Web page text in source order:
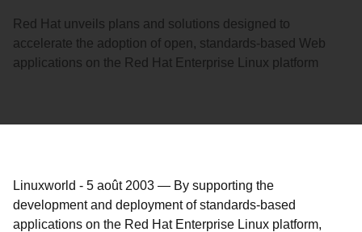
Red Hat unveils plans and solutions designed to
accelerate the adoption of open, standards-based Web
applications on the Red Hat Enterprise Linux platform
Linuxworld - 5 août 2003 — By supporting the
development and deployment of standards-based
applications on the Red Hat Enterprise Linux platform,